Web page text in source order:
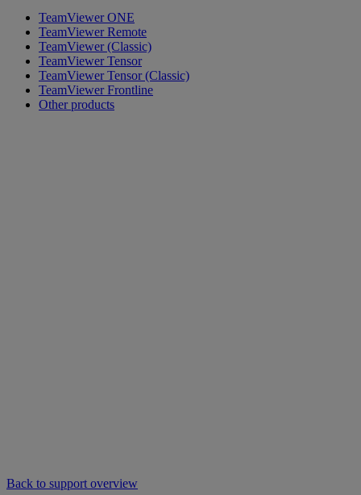
TeamViewer ONE
TeamViewer Remote
TeamViewer (Classic)
TeamViewer Tensor
TeamViewer Tensor (Classic)
TeamViewer Frontline
Other products
Back to support overview